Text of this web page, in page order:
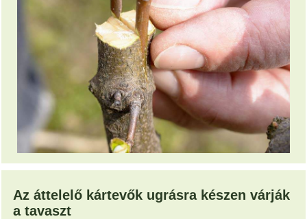
Az áttelelő kártevők ugrásra készen várják
a tavaszt